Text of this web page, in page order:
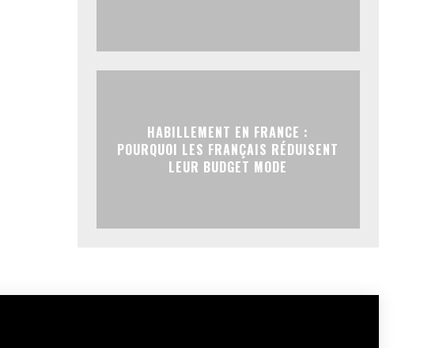
HABILLEMENT EN FRANCE :
POURQUOI LES FRANÇAIS RÉDUISENT
LEUR BUDGET MODE